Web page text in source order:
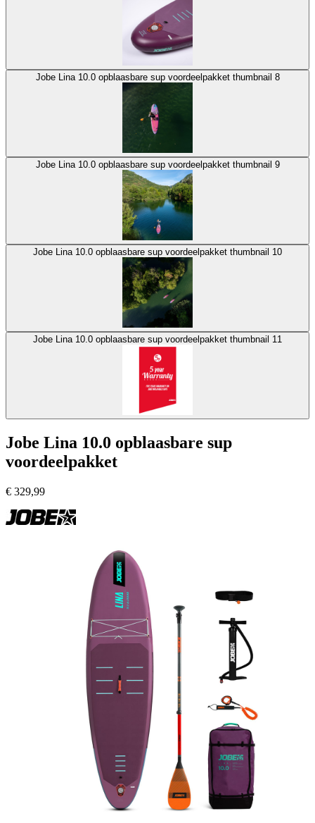
Jobe Lina 10.0 opblaasbare sup voordeelpakket thumbnail 8
Jobe Lina 10.0 opblaasbare sup voordeelpakket thumbnail 9
Jobe Lina 10.0 opblaasbare sup voordeelpakket thumbnail 10
Jobe Lina 10.0 opblaasbare sup voordeelpakket thumbnail 11
Jobe Lina 10.0 opblaasbare sup
voordeelpakket
€ 329,99